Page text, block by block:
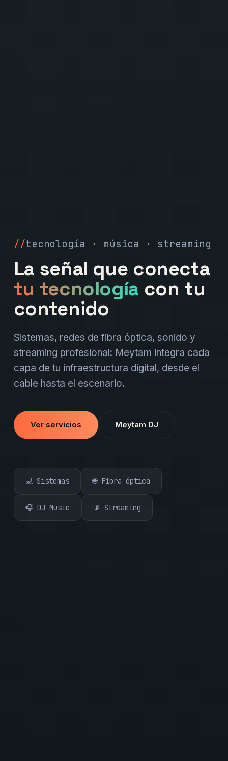
tecnología · música · streaming
La señal que conecta
tu tecnología con tu
contenido
Sistemas, redes de fibra óptica, sonido y
streaming profesional: Meytam integra cada
capa de tu infraestructura digital, desde el
cable hasta el escenario.
Ver servicios Meytam DJ
💻 Sistemas 🌐 Fibra óptica
🎧 DJ Music 📡 Streaming